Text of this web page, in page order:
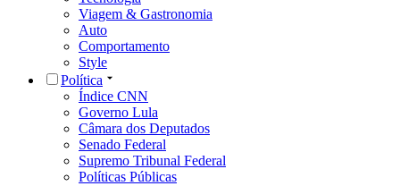
Viagem & Gastronomia
Auto
Comportamento
Style
Política
Índice CNN
Governo Lula
Câmara dos Deputados
Senado Federal
Supremo Tribunal Federal
Políticas Públicas